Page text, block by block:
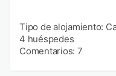
Tipo de alojamiento:
4 huéspedes
Comentarios: 7